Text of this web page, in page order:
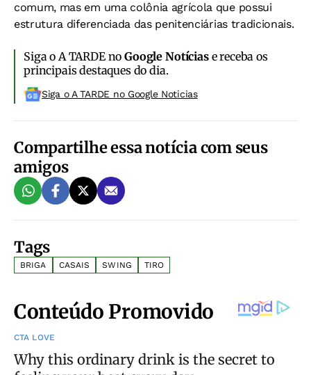
comum, mas em uma colônia agrícola que possui
estrutura diferenciada das penitenciárias tradicionais.
Siga o A TARDE noGoogle Notíciase receba os
principais destaques do dia.
Siga o A TARDE no Google Noticias
Compartilhe essa notícia com seus
amigos
Tags
BRIGA CASAIS SWING TIRO